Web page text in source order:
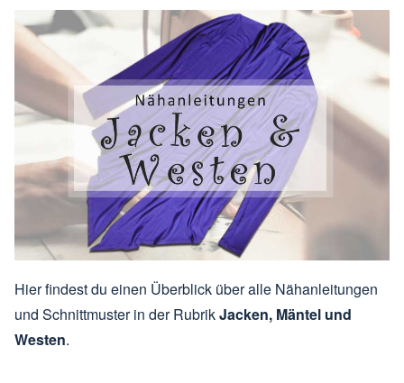
Hier findest du einen Überblick über alle Nähanleitungen
und Schnittmuster in der RubrikJacken, Mäntel und
Westen.